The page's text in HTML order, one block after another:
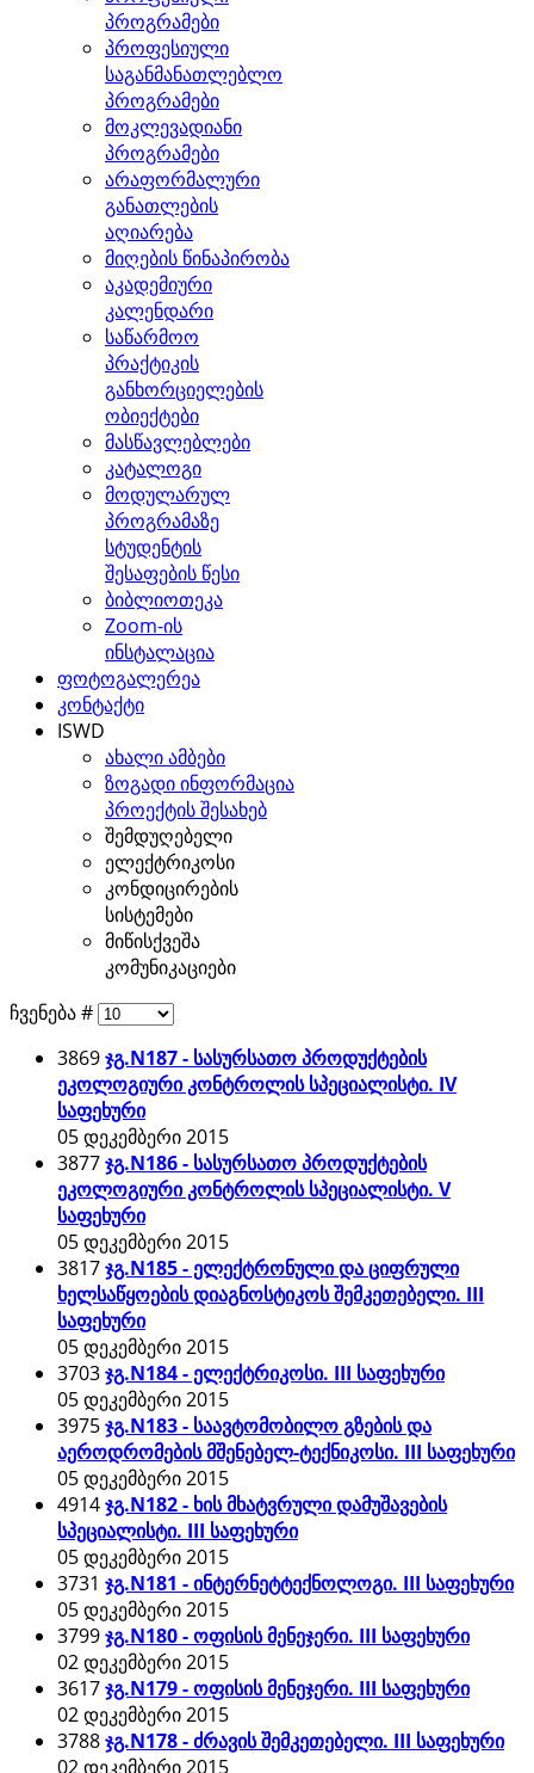
პროგრამები
პროფესიული
საგანმანათლებლო
პროგრამები
მოკლევადიანი
პროგრამები
არაფორმალური
განათლების
აღიარება
მიღების წინაპირობა
აკადემიური
კალენდარი
საწარმოო
პრაქტიკის
განხორციელების
ობიექტები
მასწავლებლები
კატალოგი
მოდულარულ
პროგრამაზე
სტუდენტის
შესაფების წესი
ბიბლიოთეკა
Zoom-ის
ინსტალაცია
ფოტოგალერეა
კონტაქტი
ISWD
ახალი ამბები
ზოგადი ინფორმაცია
პროექტის შესახებ
შემდუღებელი
ელექტრიკოსი
კონდიცირების
სისტემები
მიწისქვეშა
კომუნიკაციები
ჩვენება #
3869ჯგ.N187 - სასურსათო პროდუქტების
ეკოლოგიური კონტროლის სპეციალისტი. IV
საფეხური
05 დეკემბერი 2015
3877ჯგ.N186 - სასურსათო პროდუქტების
ეკოლოგიური კონტროლის სპეციალისტი. V
საფეხური
05 დეკემბერი 2015
3817ჯგ.N185 - ელექტრონული და ციფრული
ხელსაწყოების დიაგნოსტიკოს შემკეთებელი. III
საფეხური
05 დეკემბერი 2015
3703ჯგ.N184 - ელექტრიკოსი. III საფეხური
05 დეკემბერი 2015
3975ჯგ.N183 - საავტომობილო გზების და
აეროდრომების მშენებელ-ტექნიკოსი. III საფეხური
05 დეკემბერი 2015
4914ჯგ.N182 - ხის მხატვრული დამუშავების
სპეციალისტი. III საფეხური
05 დეკემბერი 2015
3731 ჯგ.N181 - ინტერნეტტექნოლოგი. III საფეხური
05 დეკემბერი 2015
3799ჯგ.N180 - ოფისის მენეჯერი. III საფეხური
02 დეკემბერი 2015
3617ჯგ.N179 - ოფისის მენეჯერი. III საფეხური
02 დეკემბერი 2015
3788ჯგ.N178 - ძრავის შემკეთებელი. III საფეხური
02 დეკემბერი 2015